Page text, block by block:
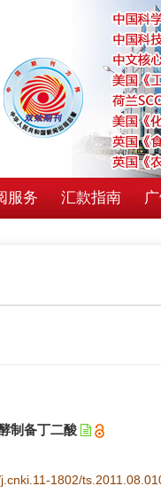
服务 汇款指南
制备丁二酸
1802/